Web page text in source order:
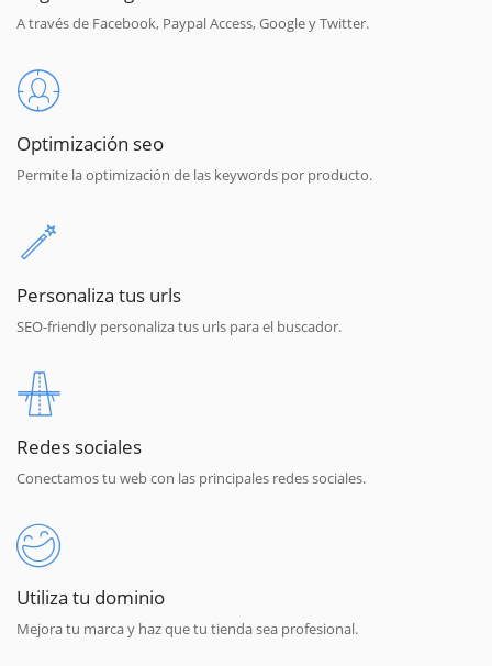
A través de Facebook, Paypal Access, Google y Twitter.
Optimización seo
Permite la optimización de las keywords por producto.
Personaliza tus urls
SEO-friendly personaliza tus urls para el buscador.
Redes sociales
Conectamos tu web con las principales redes sociales.
Utiliza tu dominio
Mejora tu marca y haz que tu tienda sea profesional.